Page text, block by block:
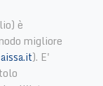
è
migliore
). E'